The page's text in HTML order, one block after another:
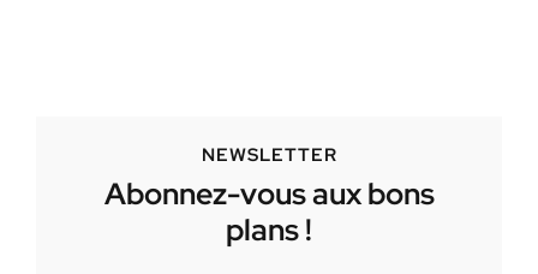
NEWSLETTER
Abonnez-vous aux bons
plans !